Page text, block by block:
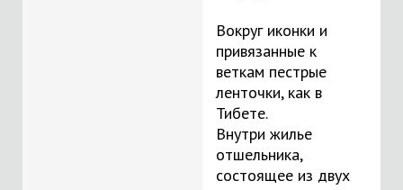
Вокруг иконки и
привязанные к
веткам пестрые
ленточки, как в
Тибете.
Внутри жилье
отшельника,
состоящее из двух